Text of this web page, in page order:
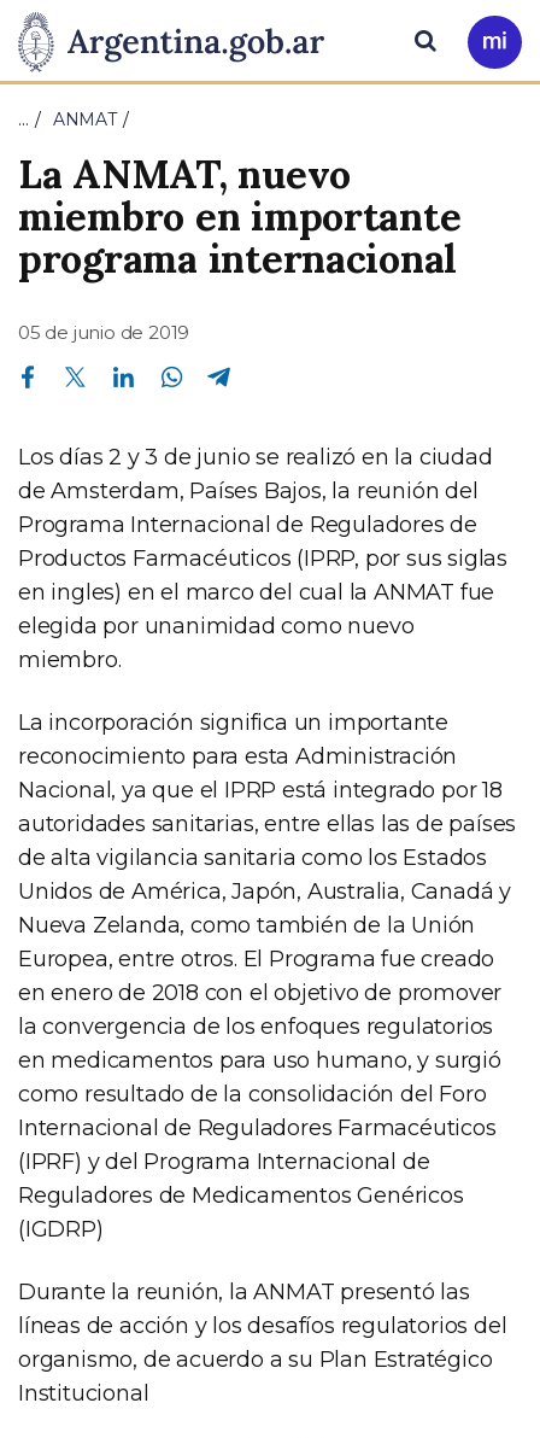
Presidencia
de
la
Nación
Pasar al contenido principal
Ir
a
Buscar
… ANMAT
La ANMAT, nuevo
miembro en importante
programa internacional
05 de junio de 2019
Compartir en Facebook Compartir en Twitter Compartir en Linkedin Compartir en Whatsapp
Los días 2 y 3 de junio se realizó en la ciudad
de Amsterdam, Países Bajos, la reunión del
Programa Internacional de Reguladores de
Productos Farmacéuticos (IPRP, por sus siglas
en ingles) en el marco del cual la ANMAT fue
elegida por unanimidad como nuevo
miembro.
La incorporación significa un importante
reconocimiento para esta Administración
Nacional, ya que el IPRP está integrado por 18
autoridades sanitarias, entre ellas las de países
de alta vigilancia sanitaria como los Estados
Unidos de América, Japón, Australia, Canadá y
Nueva Zelanda, como también de la Unión
Europea, entre otros. El Programa fue creado
en enero de 2018 con el objetivo de promover
la convergencia de los enfoques regulatorios
en medicamentos para uso humano, y surgió
como resultado de la consolidación del Foro
Internacional de Reguladores Farmacéuticos
(IPRF) y del Programa Internacional de
Reguladores de Medicamentos Genéricos
(IGDRP)
Durante la reunión, la ANMAT presentó las
líneas de acción y los desafíos regulatorios del
organismo, de acuerdo a su Plan Estratégico
Institucional